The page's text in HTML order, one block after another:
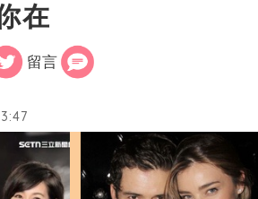
在
留言